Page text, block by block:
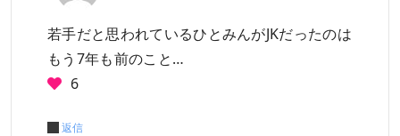
若手だと思われているひとみんがJKだったのは
もう7年も前のこと…
6
返信